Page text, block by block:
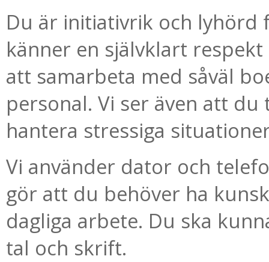
Du är initiativrik och lyhörd
känner en självklart
att samarbeta med såväl
personal. Vi ser även att
hantera stressiga
Vi använder dator och
gör att du behöver ha
dagliga arbete. Du ska
tal och skrift.